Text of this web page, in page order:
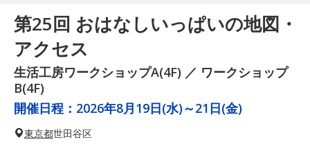
第25回 おはなしいっぱいの地図・
アクセス
生活工房ワークショップA(4F) ／ ワークショップ
B(4F)
開催日程： 2026年8月19日(水)～21日(金)
東京都世田谷区